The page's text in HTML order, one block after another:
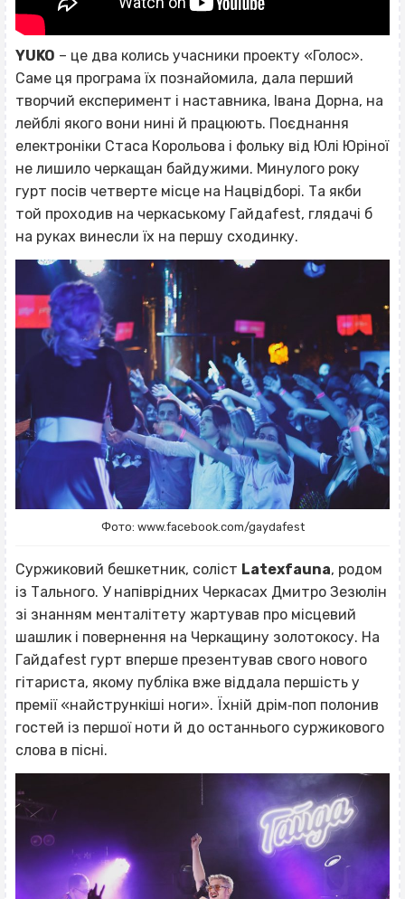
YUKO – це два колись учасники проекту «Голос».
Саме ця програма їх познайомила, дала перший
творчий експеримент і наставника, Івана Дорна, на
лейблі якого вони нині й працюють. Поєднання
електроніки Стаса Корольова і фольку від Юлі Юріної
не лишило черкащан байдужими. Минулого року
гурт посів четверте місце на Нацвідборі. Та якби
той проходив на черкаському Гайдаfest, глядачі б
на руках винесли їх на першу сходинку.
Фото: www.facebook.com/gaydafest
Суржиковий бешкетник, соліст Latexfauna, родом
із Тального. У напіврідних Черкасах Дмитро Зезюлін
зі знанням менталітету жартував про місцевий
шашлик і повернення на Черкащину золотокосу. На
Гайдаfest гурт вперше презентував свого нового
гітариста, якому публіка вже віддала першість у
премії «найстрункіші ноги». Їхній дрім‐поп полонив
гостей із першої ноти й до останнього суржикового
слова в пісні.